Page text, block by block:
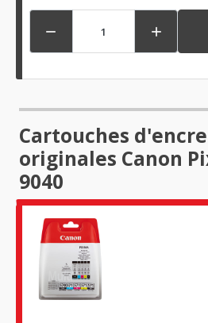
 
Cartouches d'encre
originales Canon
9040